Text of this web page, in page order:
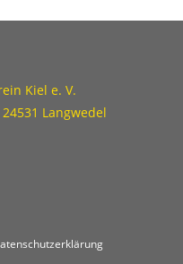
Kiel e. V.
Langwedel